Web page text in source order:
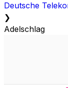
Deutsche
❯
Adelschlag